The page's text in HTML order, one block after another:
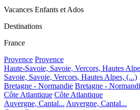
Vacances Enfants et Ados
Destinations
France
Provence Provence
Haute-Savoie, Savoie, Vercors, Hautes
Savoie, Savoie, Vercors, Hautes Alpes, (...)
Bretagne - Normandie Bretagne -
Côte Atlantique Côte Atlantique
Auvergne, Cantal... Auvergne, Cantal...